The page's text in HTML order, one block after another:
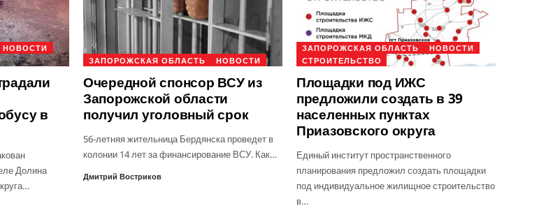
НОВОСТИ
в
Долина
ЗАПОРОЖСКАЯ ОБЛАСТЬ НОВОСТИ
Очередной спонсор ВСУ из
Запорожской области
получил уголовный срок
56-летняя жительница Бердянска проведет в
колонии 14 лет за финансирование ВСУ. Как…
Дмитрий Востриков
ЗАПОРОЖСКАЯ ОБЛАСТЬ
НОВОСТИ
СТРОИТЕЛЬСТВО
Площадки под ИЖС
предложили создать в 39
населенных пунктах
Приазовского округа
Единый институт пространственного
планирования предложил создать площадки
под индивидуальное жилищное строительство
в…